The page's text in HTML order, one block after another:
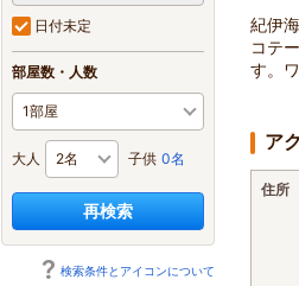
日付未定
部屋数・人数
大人 子供 0名
再検索
検索条件とアイコンについて
紀伊
コテ
す。
ア
住所